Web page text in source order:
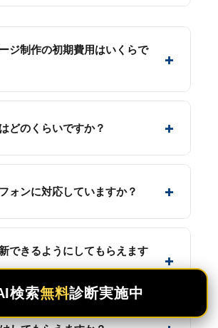
AI引用最適化の両方が標準装備されて
い。
タの完全実装：Schema.org形式で情
性と正確性：AIが理解しやすい文章
ニタリング：AI検索での表示状況を
ルの実施：データに基づく最適化の
ジ制作の初期費用はいくらで
+
種類やページ数により異なります。
飲食店サイトは250,000円〜、ラン
は150,000円〜です。全プランにAI
お見積りいたしますので、お気軽に
どのくらいですか？ +
りますが、ランディングページは
は2〜3ヶ月が目安です。お急ぎの場
可能です。
ォンに対応していますか？ +
ホームページはレスポンシブデザイ
ブレット・スマートフォンに最適化
できるようにしてもらえます
+
（CMS）で構築し、操作マニュア
ます。更新が難しい場合は、管理・
検索無料診断実施中